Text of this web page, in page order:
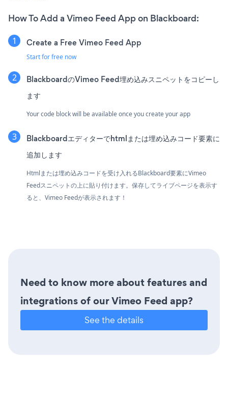
How To Add a Vimeo Feed App on Blackboard:
Create a Free Vimeo Feed App
Start for free now
BlackboardのVimeo Feed埋め込みスニペットをコピーし
ます
Your code block will be available once you create your app
Blackboardエディターでhtmlまたは埋め込みコード要素に
追加します
Htmlまたは埋め込みコードを受け入れるBlackboard要素にVimeo
Feedスニペットの上に貼り付けます。保存してライブページを表示す
ると、Vimeo Feedが表示されます！
Need to know more about features and
integrations of our Vimeo Feed app?
See the details